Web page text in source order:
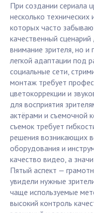
При создании сериала
несколько
которых часто
качественный
внимание зрителя, но
легкой адаптации под
социальные сети,
монтаж требует
цветокоррекции и
для восприятия
актёрами и съемочной
съемок требует
решения возникающих
оборудования и
качество видео, а
Пятый аспект —
увидели нужные
чаще используемые
высокий контроль